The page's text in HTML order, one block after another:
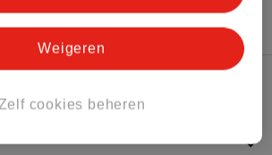
cookies beheren
Weigeren